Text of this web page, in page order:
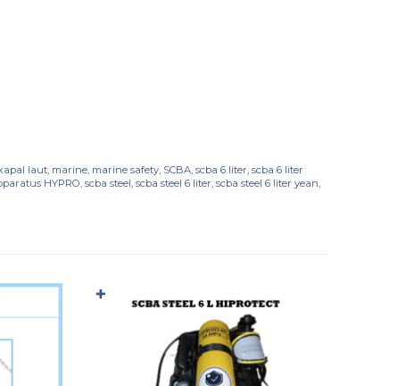
laut, marine, marine safety, SCBA, scba 6 liter, scba 6 liter
HYPRO, scba steel, scba steel 6 liter, scba steel 6 liter yean,
✚